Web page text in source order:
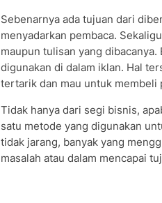
Sebenarnya ada tujuan dari
menyadarkan pembaca.
maupun tulisan yang
digunakan di dalam iklan. Hal
tertarik dan mau untuk membeli
Tidak hanya dari segi bisnis,
satu metode yang digunakan
tidak jarang, banyak yang
masalah atau dalam mencapai